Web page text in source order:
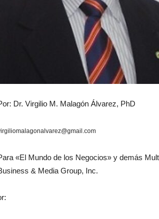
Dr. Virgilio M. Malagón Álvarez, PhD
«El Mundo de los Negocios» y demás
& Media Group, Inc.